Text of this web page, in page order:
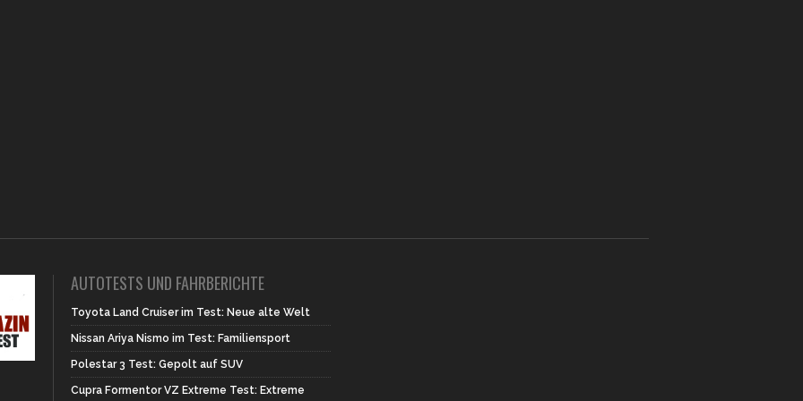
AUTOTESTS UND FAHRBERICHTE
Toyota Land Cruiser im Test: Neue alte Welt
Nissan Ariya Nismo im Test: Familiensport
Polestar 3 Test: Gepolt auf SUV
Cupra Formentor VZ Extreme Test: Extreme